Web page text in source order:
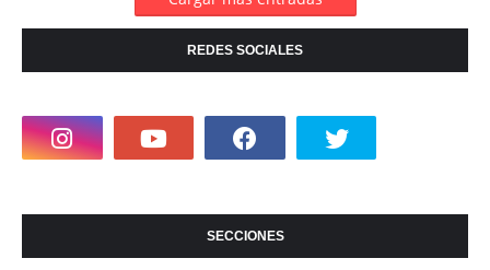
REDES SOCIALES
SECCIONES